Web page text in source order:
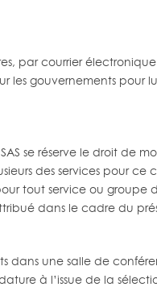
par courrier
les gouvernements
se réserve le droit de
des services pour ce
tout service ou groupe
dans le cadre du
dans une salle de
à l’issue de la